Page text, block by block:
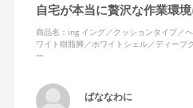
自宅が本当に贅沢な作業環
商品名：ing イング／クッションタイプ／
ワイト樹脂脚／ホワイトシェル／ディープ
ー
ばななわに